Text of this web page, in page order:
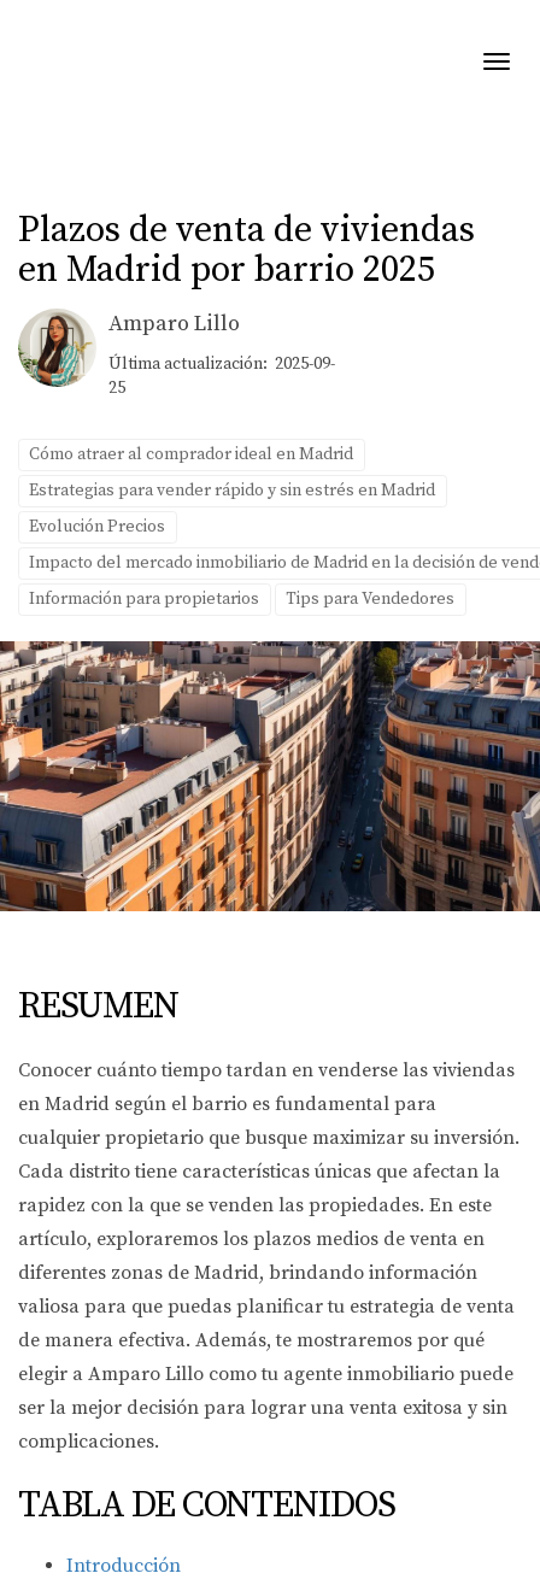
Plazos de venta de viviendas
en Madrid por barrio 2025
Amparo Lillo
Última actualización: 2025-09-
25
Cómo atraer al comprador ideal en Madrid
Estrategias para vender rápido y sin estrés en Madrid
Evolución Precios
Impacto del mercado inmobiliario de Madrid en la decisión de
Información para propietarios
Tips para Vendedores
RESUMEN
Conocer cuánto tiempo tardan en venderse las viviendas
en Madrid según el barrio es fundamental para
cualquier propietario que busque maximizar su inversión.
Cada distrito tiene características únicas que afectan la
rapidez con la que se venden las propiedades. En este
artículo, exploraremos los plazos medios de venta en
diferentes zonas de Madrid, brindando información
valiosa para que puedas planificar tu estrategia de venta
de manera efectiva. Además, te mostraremos por qué
elegir a Amparo Lillo como tu agente inmobiliario puede
ser la mejor decisión para lograr una venta exitosa y sin
complicaciones.
TABLA DE CONTENIDOS
Introducción